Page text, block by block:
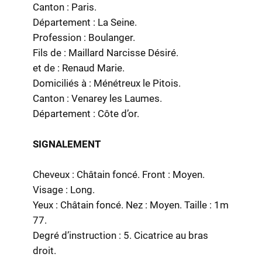
Canton : Paris.
Département : La Seine.
Profession : Boulanger.
Fils de : Maillard Narcisse Désiré.
et de : Renaud Marie.
Domiciliés à : Ménétreux le Pitois.
Canton : Venarey les Laumes.
Département : Côte d’or.
SIGNALEMENT
Cheveux : Châtain foncé. Front : Moyen.
Visage : Long.
Yeux : Châtain foncé. Nez : Moyen. Taille : 1m
77.
Degré d’instruction : 5. Cicatrice au bras
droit.